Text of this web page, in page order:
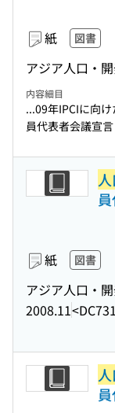
紙 図書
アジア人口・
内容細目
...09年IPCIに向
員代表者会議宣言
紙 図書
アジア人口・
2008.11